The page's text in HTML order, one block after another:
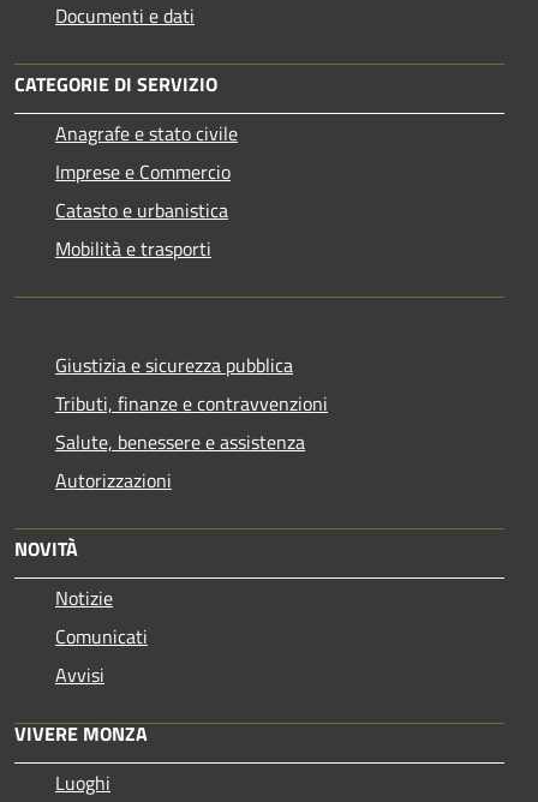
Documenti e dati
CATEGORIE DI SERVIZIO
Anagrafe e stato civile
Imprese e Commercio
Catasto e urbanistica
Mobilità e trasporti
Giustizia e sicurezza pubblica
Tributi, finanze e contravvenzioni
Salute, benessere e assistenza
Autorizzazioni
NOVITÀ
Notizie
Comunicati
Avvisi
VIVERE MONZA
Luoghi